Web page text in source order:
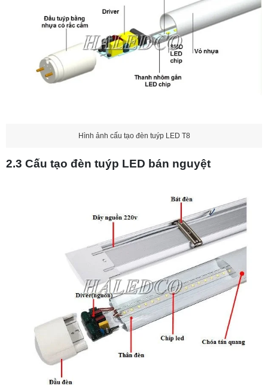
Hình ảnh cấu tạo đèn tuýp LED T8
2.3 Cấu tạo đèn tuýp LED bán nguyệt